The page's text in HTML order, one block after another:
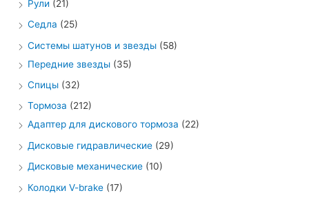
Рули (21)
Седла (25)
Системы шатунов и звезды (58)
Передние звезды (35)
Спицы (32)
Тормоза (212)
Адаптер для дискового тормоза (22)
Дисковые гидравлические (29)
Дисковые механические (10)
Колодки V-brake (17)